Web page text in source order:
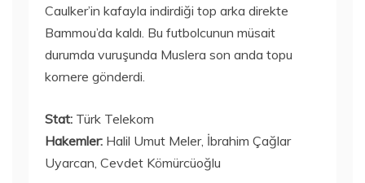
Caulker’in kafayla indirdiği top arka direkte
Bammou’da kaldı. Bu futbolcunun müsait
durumda vuruşunda Muslera son anda topu
kornere gönderdi.
Stat: Türk Telekom
Hakemler: Halil Umut Meler, İbrahim Çağlar
Uyarcan, Cevdet Kömürcüoğlu